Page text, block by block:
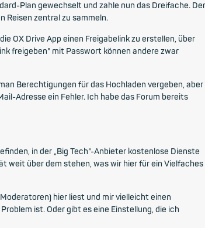
Plan gewechselt und zahle nun das Dreifache. Der
Reisen zentral zu sammeln.
OX Drive App einen Freigabelink zu erstellen, über
freigeben" mit Passwort können andere zwar
Berechtigungen für das Hochladen vergeben, aber
Adresse ein Fehler. Ich habe das Forum bereits
in der „Big Tech"-Anbieter kostenlose Dienste
weit über dem stehen, was wir hier für ein Vielfaches
hier liest und mir vielleicht einen
ist. Oder gibt es eine Einstellung, die ich